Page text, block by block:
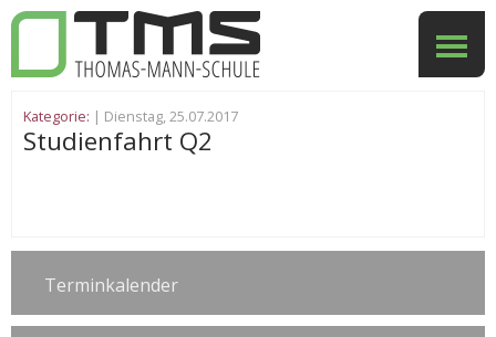
Kategorie: | Dienstag, 25.07.2017
Studienfahrt Q2
Terminkalender